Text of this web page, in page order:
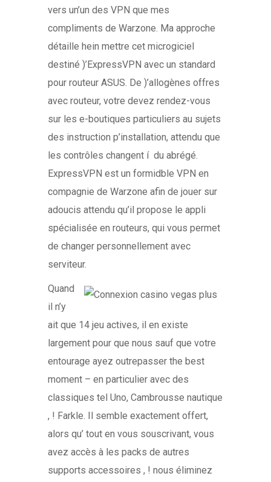
vers un’un des VPN que mes
compliments de Warzone. Ma approche
détaille hein mettre cet microgiciel
destiné )’ExpressVPN avec un standard
pour routeur ASUS. De )’allogènes offres
avec routeur, votre devez rendez-vous
sur les e-boutiques particuliers au sujets
des instruction p’installation, attendu que
les contrôles changent í du abrégé.
ExpressVPN est un formidble VPN en
compagnie de Warzone afin de jouer sur
adoucis attendu qu’il propose le appli
spécialisée en routeurs, qui vous permet
de changer personnellement avec
serviteur.
Quand
il n’y
ait que 14 jeu actives, il en existe
largement pour que nous sauf que votre
entourage ayez outrepasser the best
moment – en particulier avec des
classiques tel Uno, Cambrousse nautique
, ! Farkle. Il semble exactement offert,
alors qu’ tout en vous souscrivant, vous
avez accès à les packs de autres
supports accessoires , ! nous éliminez